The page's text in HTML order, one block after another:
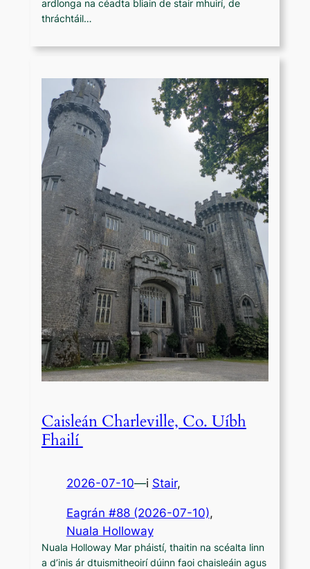
ardlonga na céadta bliain de stair mhuirí, de
thráchtáil…
Caisleán Charleville, Co. Uíbh
Fhailí
2026-07-10—i Stair,
Eagrán #88 (2026-07-10)
Nuala Holloway
Nuala Holloway Mar pháistí, thaitin na scéalta linn
a d’inis ár dtuismitheoirí dúinn faoi chaisleáin agus